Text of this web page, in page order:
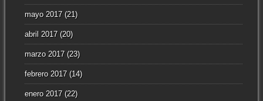
mayo 2017(21)
abril 2017(20)
marzo 2017(23)
febrero 2017(14)
enero 2017(22)